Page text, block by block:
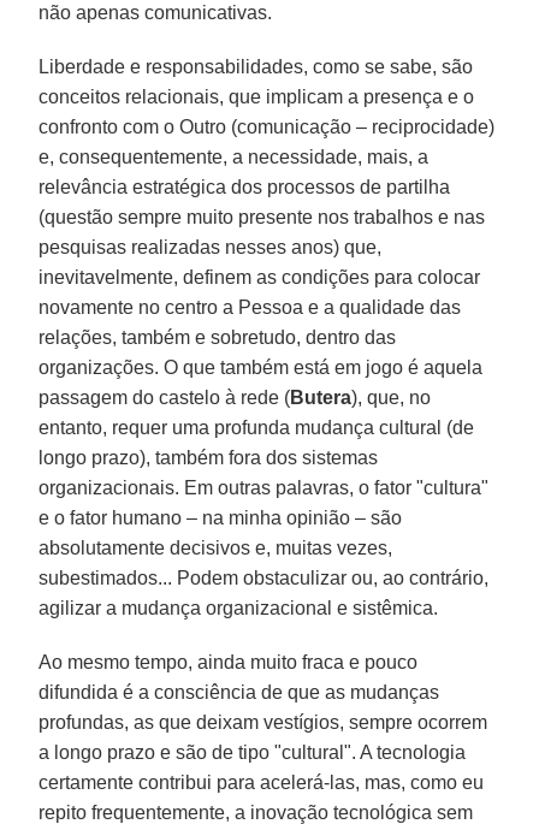
não apenas comunicativas.
Liberdade e responsabilidades, como se sabe, são
conceitos relacionais, que implicam a presença e o
confronto com o Outro (comunicação – reciprocidade)
e, consequentemente, a necessidade, mais, a
relevância estratégica dos processos de partilha
(questão sempre muito presente nos trabalhos e nas
pesquisas realizadas nesses anos) que,
inevitavelmente, definem as condições para colocar
novamente no centro a Pessoa e a qualidade das
relações, também e sobretudo, dentro das
organizações. O que também está em jogo é aquela
passagem do castelo à rede (Butera), que, no
entanto, requer uma profunda mudança cultural (de
longo prazo), também fora dos sistemas
organizacionais. Em outras palavras, o fator "cultura"
e o fator humano – na minha opinião – são
absolutamente decisivos e, muitas vezes,
subestimados... Podem obstaculizar ou, ao contrário,
agilizar a mudança organizacional e sistêmica.
Ao mesmo tempo, ainda muito fraca e pouco
difundida é a consciência de que as mudanças
profundas, as que deixam vestígios, sempre ocorrem
a longo prazo e são de tipo "cultural". A tecnologia
certamente contribui para acelerá-las, mas, como eu
repito frequentemente, a inovação tecnológica sem